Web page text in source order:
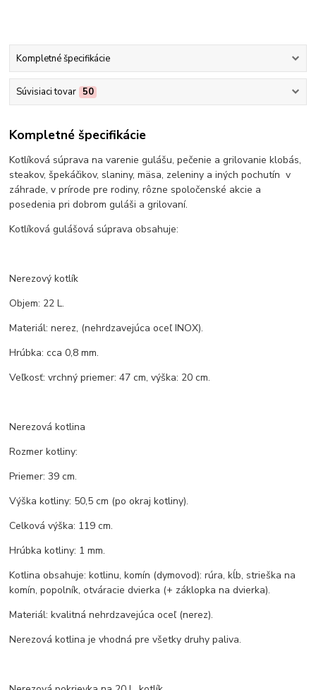
Kompletné špecifikácie
Súvisiaci tovar 50
Kompletné špecifikácie
Kotlíková súprava na varenie gulášu, pečenie a grilovanie klobás,
steakov, špekáčikov, slaniny, mäsa, zeleniny a iných pochutín v
záhrade, v prírode pre rodiny, rôzne spoločenské akcie a
posedenia pri dobrom guláši a grilovaní.
Kotlíková gulášová súprava obsahuje:
Nerezový kotlík
Objem: 22 L.
Materiál: nerez, (nehrdzavejúca oceľ INOX).
Hrúbka: cca 0,8 mm.
Veľkosť: vrchný priemer: 47 cm, výška: 20 cm.
Nerezová kotlina
Rozmer kotliny:
Priemer: 39 cm.
Výška kotliny: 50,5 cm (po okraj kotliny).
Celková výška: 119 cm.
Hrúbka kotliny: 1 mm.
Kotlina obsahuje: kotlinu, komín (dymovod): rúra, kĺb, strieška na
komín, popolník, otváracie dvierka (+ záklopka na dvierka).
Materiál: kvalitná nehrdzavejúca oceľ (nerez).
Nerezová kotlina je vhodná pre všetky druhy paliva.